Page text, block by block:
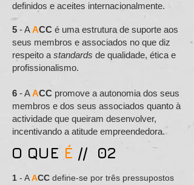
definidos e aceites internacionalmente.
5 - AACC é uma estrutura de suporte aos
seus membros e associados no que diz
respeito a standards de qualidade, ética e
profissionalismo.
6 - AACC promove a autonomia dos seus
membros e dos seus associados quanto à
actividade que queiram desenvolver,
incentivando a atitude empreendedora.
O QUE É // 02
1 - AACC define-se por três pressupostos